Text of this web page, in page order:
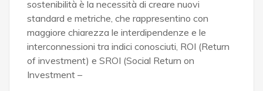
sostenibilità è la necessità di creare nuovi
standard e metriche, che rappresentino con
maggiore chiarezza le interdipendenze e le
interconnessioni tra indici conosciuti, ROI (Return
of investment) e SROI (Social Return on
Investment –